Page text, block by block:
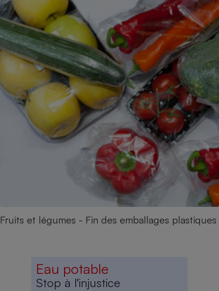
Fruits et légumes - Fin des emballages plastiques
Eau potable
Stop à l'injustice